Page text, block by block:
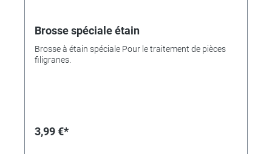
Brosse spéciale étain
Brosse à étain spéciale Pour le traitement de pièces
filigranes.
3,99 €*